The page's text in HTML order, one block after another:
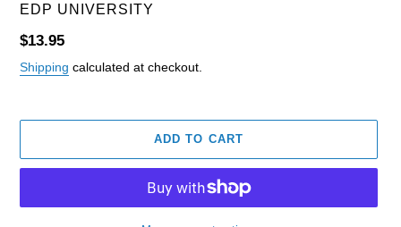
VENDOR
EDP UNIVERSITY
Regular
price
$13.95
Shipping calculated at checkout.
ADD TO CART